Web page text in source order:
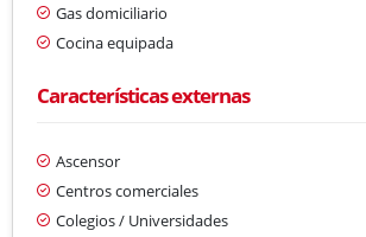
Gas domiciliario
Cocina equipada
Características externas
Ascensor
Centros comerciales
Colegios / Universidades